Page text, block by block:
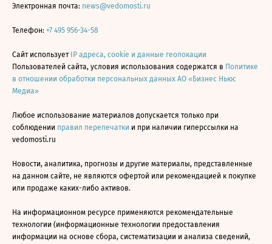
Электронная почта: news@vedomosti.ru
Телефон: +7 495 956-34-58
Сайт использует IP адреса, cookie и данные геолокации
Пользователей сайта, условия использования содержатся в Политике
в отношении обработки персональных данных АО «Бизнес Ньюс
Медиа»
Любое использование материалов допускается только при
соблюдении правил перепечатки и при наличии гиперссылки на
vedomosti.ru
Новости, аналитика, прогнозы и другие материалы, представленные
на данном сайте, не являются офертой или рекомендацией к покупке
или продаже каких-либо активов.
На информационном ресурсе применяются рекомендательные
технологии (информационные технологии предоставления
информации на основе сбора, систематизации и анализа сведений,